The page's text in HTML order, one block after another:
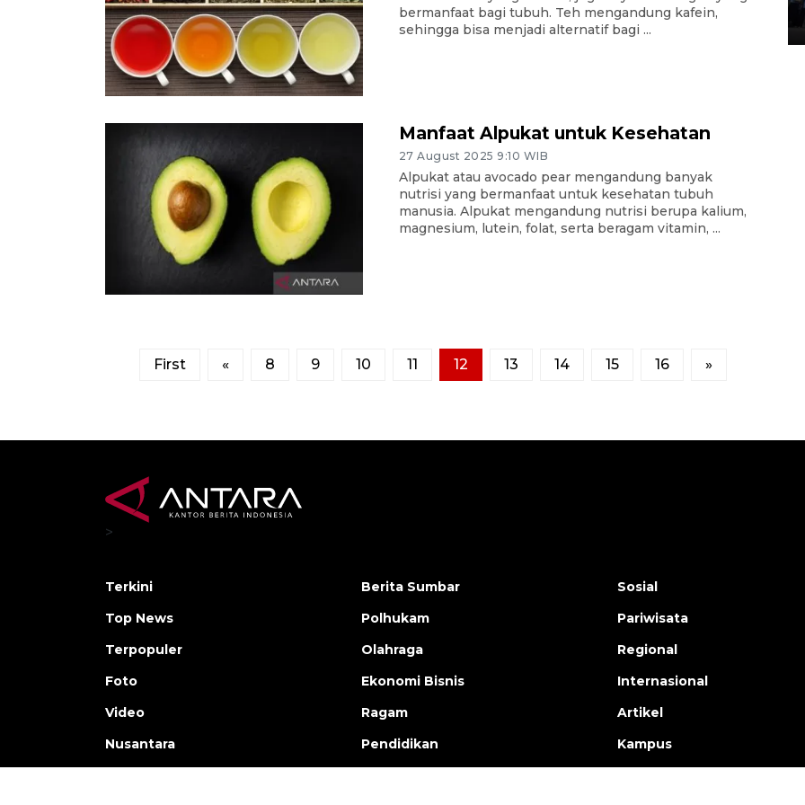
bermanfaat bagi tubuh. Teh mengandung kafein,
sehingga bisa menjadi alternatif bagi ...
Manfaat Alpukat untuk Kesehatan
27 August 2025 9:10 WIB
Alpukat atau avocado pear mengandung banyak
nutrisi yang bermanfaat untuk kesehatan tubuh
manusia. Alpukat mengandung nutrisi berupa kalium,
magnesium, lutein, folat, serta beragam vitamin, ...
First « 8 9 10 11 12 13 14 15 16 »
05 August 2026 10:35 WIB
>
Terkini
Top News
Terpopuler
Foto
Video
Nusantara
Berita Sumbar
Polhukam
Olahraga
Ekonomi Bisnis
Ragam
Pendidikan
Sosial
Pariwisata
Regional
Internasional
Artikel
Kampus